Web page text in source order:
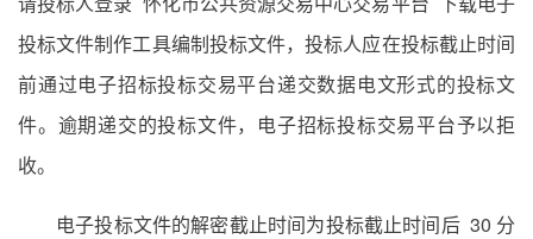
投标文件制作工具编制投标文件，投标人应在投标截止时间
前通过电子招标投标交易平台递交数据电文形式的投标文
件。逾期递交的投标文件，电子招标投标交易平台予以拒
收。
电子投标文件的解密截止时间为投标截止时间后 30 分